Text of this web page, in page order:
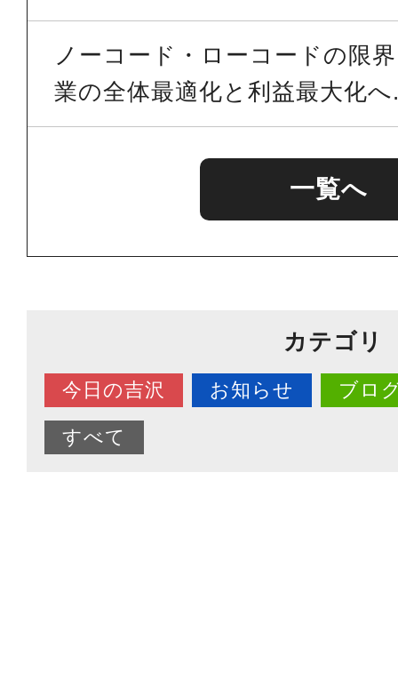
ノーコード・ローコードの限
業の全体最適化と利益最大化
一覧へ
カテゴリ
今日の吉沢 お知らせ ブロ
すべて